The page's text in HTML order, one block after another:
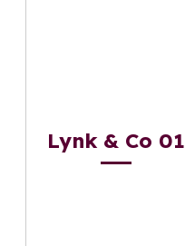
Lynk & Co 01